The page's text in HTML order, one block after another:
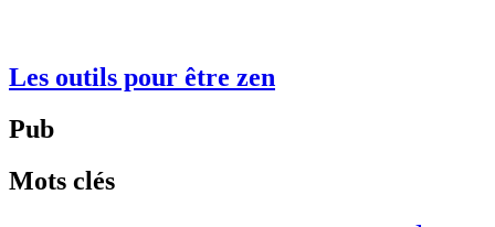
Les outils pour être zen
Pub
Mots clés